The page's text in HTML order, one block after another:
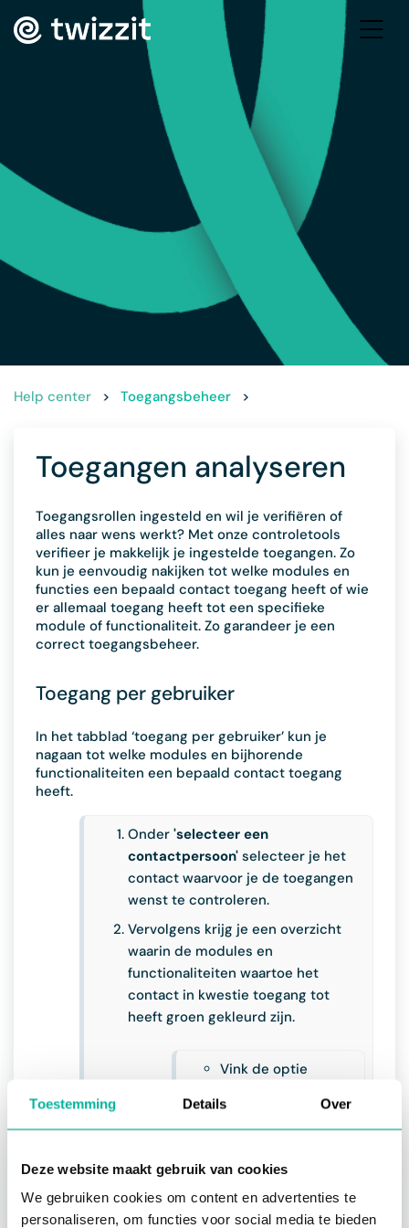
Toestemming Details Over
Deze website maakt gebruik van cookies
We gebruiken cookies om content en advertenties te
personaliseren, om functies voor social media te bieden
Help center > Toegangsbeheer >
Toegangen analyseren
Toegangsrollen ingesteld en wil je verifiëren of
alles naar wens werkt? Met onze controletools
verifieer je makkelijk je ingestelde toegangen. Zo
kun je eenvoudig nakijken tot welke modules en
functies een bepaald contact toegang heeft of wie
er allemaal toegang heeft tot een specifieke
module of functionaliteit. Zo garandeer je een
correct toegangsbeheer.
Toegang per gebruiker
In het tabblad ‘toegang per gebruiker’ kun je
nagaan tot welke modules en bijhorende
functionaliteiten een bepaald contact toegang
heeft.
Onder 'selecteer een
contactpersoon' selecteer je het
contact waarvoor je de toegangen
wenst te controleren.
Vervolgens krijg je een overzicht
waarin de modules en
functionaliteiten waartoe het
contact in kwestie toegang tot
heeft groen gekleurd zijn.
Vink de optie
toegangsopties
verbergen'aan om
functionaliteiten te
tonen waartoe het
contact toegang tot